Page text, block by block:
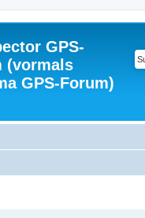
GPS-
(vormals
GPS-Forum)